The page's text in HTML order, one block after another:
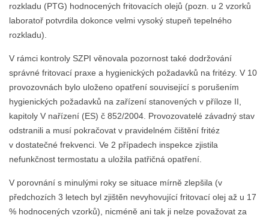
rozkladu (PTG) hodnocených fritovacích olejů (pozn. u 2 vzorků
laboratoř potvrdila dokonce velmi vysoký stupeň tepelného
rozkladu).
V rámci kontroly SZPI věnovala pozornost také dodržování
správné fritovací praxe a hygienických požadavků na fritézy. V 10
provozovnách bylo uloženo opatření související s porušením
hygienických požadavků na zařízení stanovených v příloze II,
kapitoly V nařízení (ES) č 852/2004. Provozovatelé závadný stav
odstranili a musí pokračovat v pravidelném čištění fritéz
v dostatečné frekvenci. Ve 2 případech inspekce zjistila
nefunkčnost termostatu a uložila patřičná opatření.
V porovnání s minulými roky se situace mírně zlepšila (v
předchozích 3 letech byl zjištěn nevyhovující fritovací olej až u 17
% hodnocených vzorků), nicméně ani tak ji nelze považovat za